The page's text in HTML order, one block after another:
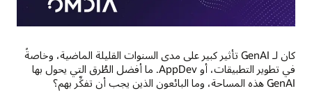
كان لـ GenAI تأثير كبير على مدى السنوات القليلة الماضية، وخاصةً
في تطوير التطبيقات، أو AppDev. ما أفضل الطُرق التي يحول بها
GenAI هذه المساحة، وما البائعون الذين يجب أن تفكِّر بهم؟